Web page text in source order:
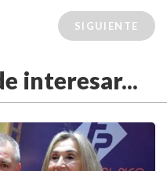
SIGUIENTE
interesar...